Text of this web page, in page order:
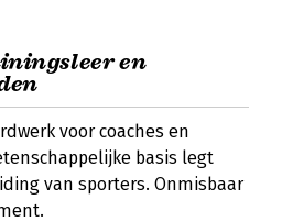
en
voor coaches en
basis legt
van sporters. Onmisbaar